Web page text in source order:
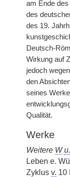
am Ende
des
des 19.
Deutsch-
Wirkung auf
jedoch
den
seines
Qualität.
Werke
Weitere W
Leben e.
Zyklus v. 10